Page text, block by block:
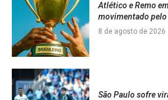
Atlético e Remo
movimentado
8 de agosto de 2026
São Paulo sofre